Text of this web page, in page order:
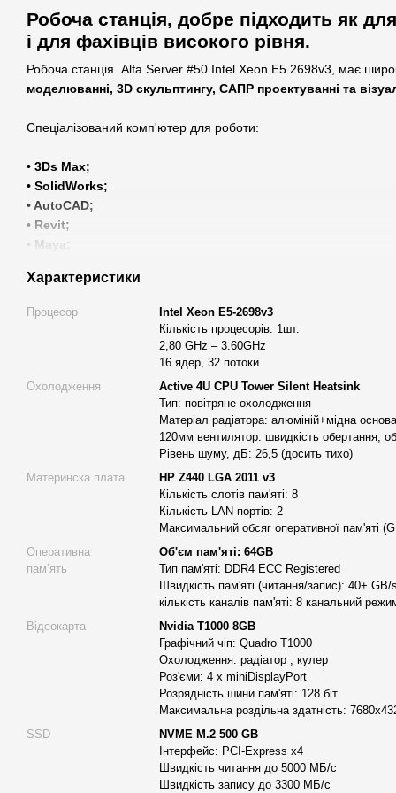
Робоча станція, добре підходить як
і для фахівців високого рівня.
Робоча станція Alfa Server #50 Intel Xeon E5 2698v3, має
моделюванні, 3D скульптингу, САПР проектуванні та
Спеціалізований комп'ютер для роботи:
• 3Ds Max;
• SolidWorks;
• AutoCAD;
• Revit;
• Maya;
• V-Ray;
• ZBrush;
• Adobe Photoshop та інші.
Робоча станція має процесорIntel Xeon E5 2698v3
з 16
великих навантажень із частотою 3,2 GHz, за допомогою
здатний досягати частоти в 3.6 GHz. У роботі процесор
Теплова потужність процесора складає 135 Вт. Основне
кількома обчислювальними ядрами. CPU з 16 ядрами
результат, продуктивність графічної станції і використовує 40
має TDP на рівні 135 ват. У реальних умовах при тестуванні
просадка тактових частот: ні відносно важкому рендерингу
завдяки 16 ядрам і 32 потокам ми можемо справлятися зі
Професійна відеокарта Nvidia T1000 8GB дозволяє йти у
технологій і працювати і самих останніх версіях САПР
GPU, є потужним, низькопрофільне рішення, яке забезпечує
продуктивність і можливості, необхідні для вимогливих
розмірі графічна карта. Завдяки 896 ядрам CUDA та 8 ГБ
професіоналам працювати з кількома програмами,
редагування відео. Підтримка до чотирьох дисплеїв 5K дає
робочий простір для перегляду вашої роботи в
Першокласна материнська плата HP Z440 LGA 2011v3 WS,
з безлічі комплектуючих в єдину систему, що дозволяє
Характеристики
Процесор
Intel Xeon E5-2698v3
Кількість процесорів: 1шт.
2,80 GHz – 3.60GHz
16 ядер, 32 потоки
Охолодження
Active 4U CPU Tower Silent Heatsink
Тип: повітряне охолодження
Матеріал радіатора: алюміній+мідна
120мм вентилятор: швидкість обертання,
Рівень шуму, дБ: 26,5 (досить тихо)
Материнска плата
HP Z440 LGA 2011 v3
Кількість слотів пам'яті: 8
Кількість LAN-портів: 2
Максимальний обсяг оперативної пам'яті
Оперативна
памʼять
Об'єм пам'яті: 64GB
Тип пам'яті: DDR4 ECC Registered
Швидкість пам'яті (читання/запис): 40+ GB/
кількість каналів пам'яті: 8 канальний
Відеокарта
Nvidia T1000 8GB
Графічний чіп: Quadro T1000
Охолодження: радіатор , кулер
Роз'єми: 4 x miniDisplayPort
Розрядність шини пам'яті: 128 біт
Максимальна роздільна здатність:
SSD
NVME M.2 500 GB
Інтерфейс: PCI-Express x4
Швидкість читання до 5000 МБ/с
Швидкість запису до 3300 МБ/с